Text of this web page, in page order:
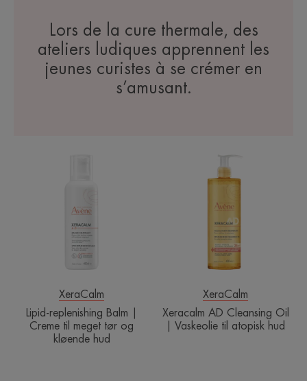
Lors de la cure thermale, des
ateliers ludiques apprennent les
jeunes curistes à se crémer en
s’amusant.
Creme
til
meget
tør
kløende
hud
XeraCalm
Lipid-replenishing Balm |
Creme til meget tør og
kløende hud
AD
Cleansing
|
Vaskeolie
til
atopisk
XeraCalm
Xeracalm AD Cleansing Oil
| Vaskeolie til atopisk hud